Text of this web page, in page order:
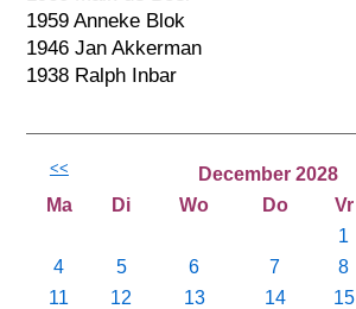
1959 Anneke Blok
1946 Jan Akkerman
1938 Ralph Inbar
<< December 2028
Ma Di Wo Do Vr
1
4
5 6 7 8
11
12 13 14 15